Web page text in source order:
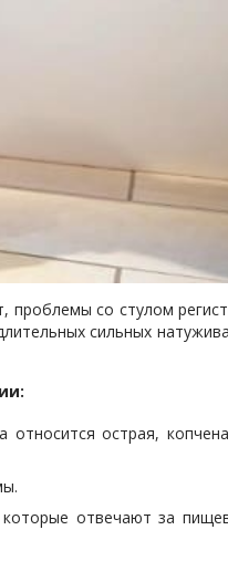
проблемы со стулом
сильных
острая,
отвечают за